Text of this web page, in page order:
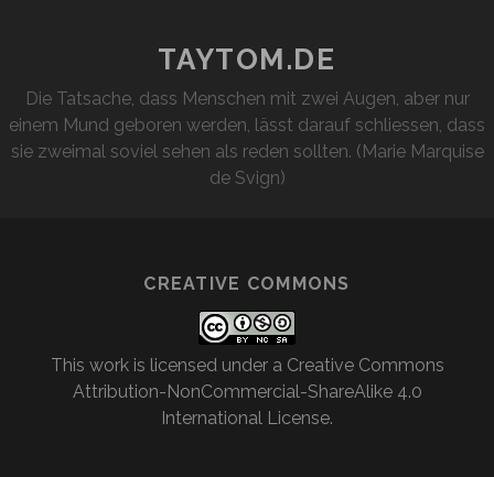
TAYTOM.DE
Die Tatsache, dass Menschen mit zwei Augen, aber nur
einem Mund geboren werden, lässt darauf schliessen, dass
sie zweimal soviel sehen als reden sollten. (Marie Marquise
de Svign)
CREATIVE COMMONS
This work is licensed under a Creative Commons
Attribution-NonCommercial-ShareAlike 4.0
International License.